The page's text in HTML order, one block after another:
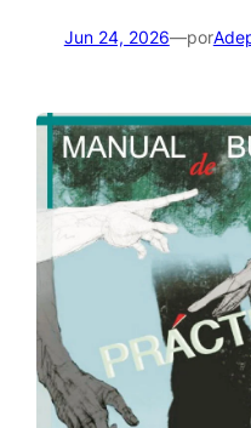
Jun 24, 2026—por